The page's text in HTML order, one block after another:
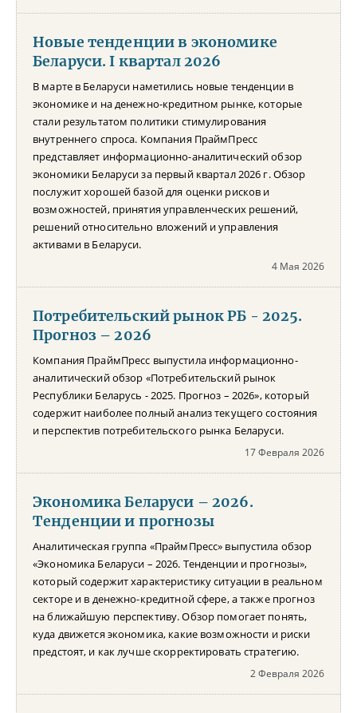
Новые тенденции в экономике
Беларуси. I квартал 2026
В марте в Беларуси наметились новые тенденции в
экономике и на денежно-кредитном рынке, которые
стали результатом политики стимулирования
внутреннего спроса. Компания ПраймПресс
представляет информационно-аналитический обзор
экономики Беларуси за первый квартал 2026 г. Обзор
послужит хорошей базой для оценки рисков и
возможностей, принятия управленческих решений,
решений относительно вложений и управления
активами в Беларуси.
4 Мая 2026
Потребительский рынок РБ - 2025.
Прогноз – 2026
Компания ПраймПресс выпустила информационно-
аналитический обзор «Потребительский рынок
Республики Беларусь - 2025. Прогноз – 2026», который
содержит наиболее полный анализ текущего состояния
и перспектив потребительского рынка Беларуси.
17 Февраля 2026
Экономика Беларуси – 2026.
Тенденции и прогнозы
Аналитическая группа «ПраймПресс» выпустила обзор
«Экономика Беларуси – 2026. Тенденции и прогнозы»,
который содержит характеристику ситуации в реальном
секторе и в денежно-кредитной сфере, а также прогноз
на ближайшую перспективу. Обзор помогает понять,
куда движется экономика, какие возможности и риски
предстоят, и как лучше скорректировать стратегию.
2 Февраля 2026